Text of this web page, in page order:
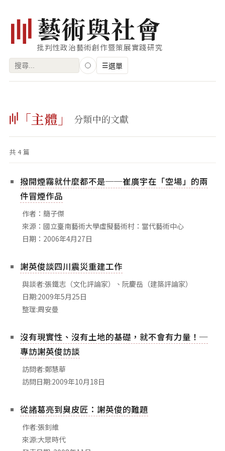
藝術與社會
批判性政治藝術創作暨策展實踐研究
搜
字:
☰選單
藝術家
創作類型
專題
索引
關鍵字
標籤雲
相關網站
關於本站
團隊成員
出版品
「主體」 分類中的文獻
共 4 篇
撥開煙霧就什麼都不是──崔廣宇在「空場」的兩
件冒煙作品
作者：簡子傑
來源：國立臺南藝術大學虛擬藝術村：當代藝術中心
日期：2006年4月27日
謝英俊談四川震災重建工作
與談者:張鐵志（文化評論家）、阮慶岳（建築評論家）
日期:2009年5月25日
整理:周安曼
沒有現實性、沒有土地的基礎，就不會有力量！─
專訪謝英俊訪談
訪問者:鄭慧華
訪問日期:2009年10月18日
從諸葛亮到臭皮匠：謝英俊的難題
作者:張釗維
來源:大眾時代